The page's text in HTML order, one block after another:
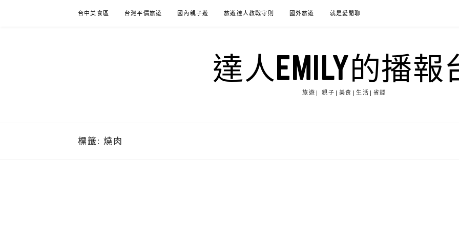
台中美食區 台灣平價旅遊 國內親子遊 旅遊達人教戰守則 國外旅遊 就是愛閒聊
達人EMILY的播報
旅遊| 親子|美食|生活|省錢
標籤: 燒肉